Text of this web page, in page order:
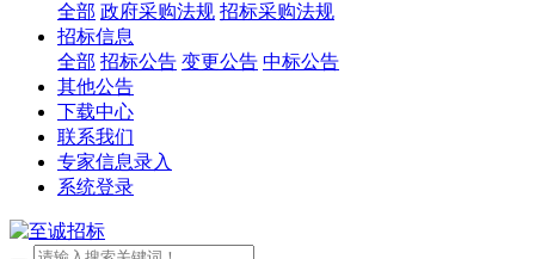
全部 政府采购法规 招标采购法规
招标信息
全部 招标公告 变更公告 中标公告
其他公告
下载中心
联系我们
专家信息录入
系统登录